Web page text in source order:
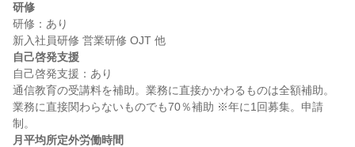
研修
研修：あり
自己啓発支援
自己啓発支援：あり
通信教育の受講料を補助。業務に直接かかわるものは全額補助。
業務に直接関わらないものでも70％補助 ※年に1回募集。申請
月平均所定外労働時間